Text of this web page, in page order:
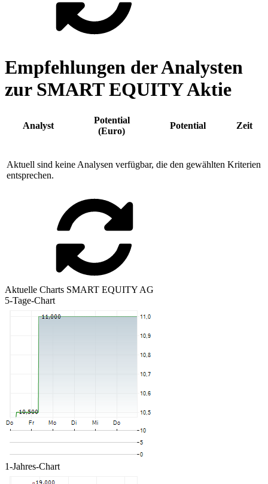
Empfehlungen der Analysten
zur SMART EQUITY Aktie
Analyst
Potential
(Euro)
Potential Zeit
Aktuell sind keine Analysen verfügbar, die den gewählten Kriterien
entsprechen.
Aktuelle Charts SMART EQUITY AG
5-Tage-Chart
1-Jahres-Chart